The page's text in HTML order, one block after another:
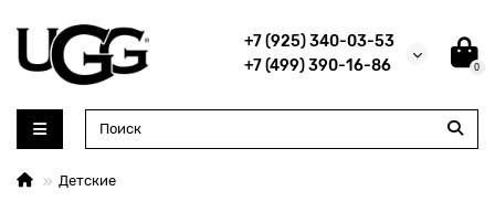
+7 (925) 340-03-53
+7 (499) 390-16-86
0
Детские